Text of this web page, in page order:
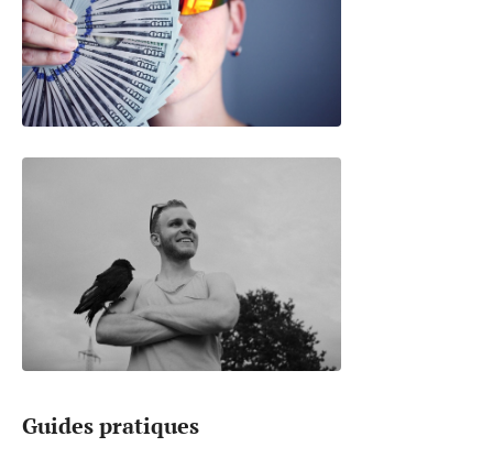
Guides pratiques